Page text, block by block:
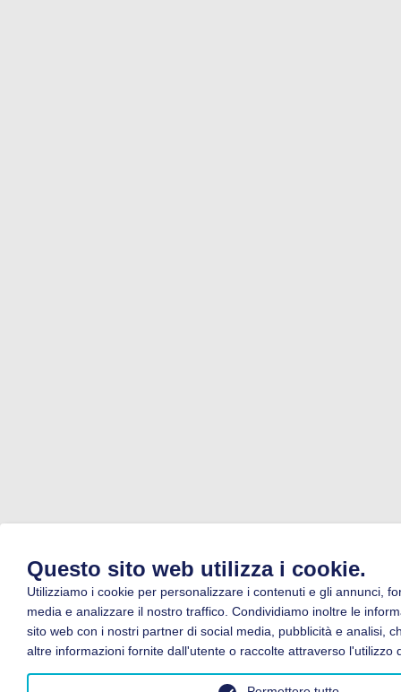
Questo sito web utilizza i cookie.
Utilizziamo i cookie per personalizzare i contenuti e gli annunci,
media e analizzare il nostro traffico. Condividiamo inoltre le
sito web con i nostri partner di social media, pubblicità e analisi,
altre informazioni fornite dall'utente o raccolte attraverso l'utilizzo